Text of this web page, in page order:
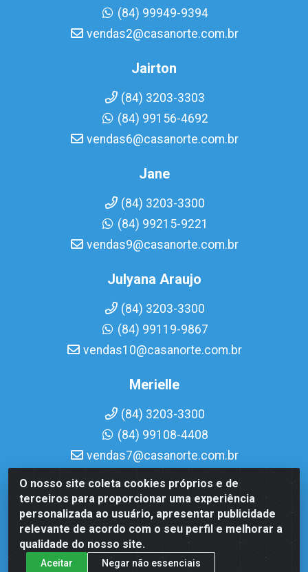
O nosso site coleta cookies próprios e de
terceiros para proporcionar uma experiência
personalizada ao usuário, apresentar publicidade
relevante de acordo com o seu perfil e melhorar a
qualidade do nosso site.
Aceitar Negar não essenciais
(84) 99949-9394
vendas2@casanorte.com.br
Jairton
(84) 3203-3303
(84) 99156-4692
vendas6@casanorte.com.br
Jane
(84) 3203-3300
(84) 99215-9221
vendas9@casanorte.com.br
Julyana Araujo
(84) 3203-3300
(84) 99119-9867
vendas10@casanorte.com.br
Merielle
(84) 3203-3300
(84) 99108-4408
vendas7@casanorte.com.br
Casa Norte LTDA - Av. Interventor Mário Câmara, 1815 -
Dix-Sept Rosado, Natal/RN - CEP 59054-600 - CNPJ
08.713.513/0001-51